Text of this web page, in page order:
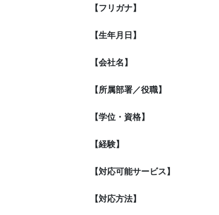
【フリガナ】
【生年月日】
【会社名】
【所属部署／役職】
【学位・資格】
【経験】
【対応可能サービス】
【対応方法】